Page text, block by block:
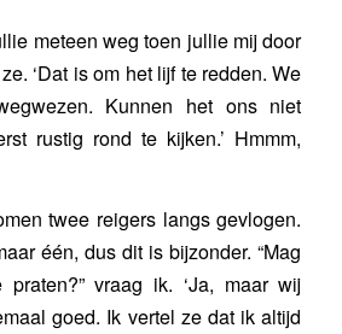
meteen weg toen jullie mij door
‘Dat is om het lijf te redden. We
Kunnen het ons niet
rustig rond te kijken.’ Hmmm,
twee reigers langs gevlogen.
één, dus dit is bijzonder. “Mag
vraag ik. ‘Ja, maar wij
goed. Ik vertel ze dat ik altijd